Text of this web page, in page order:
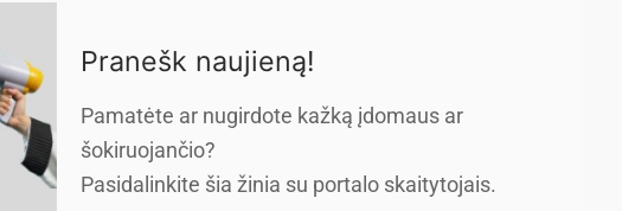
Pranešk naujieną!
Pamatėte ar nugirdote kažką įdomaus ar
šokiruojančio?
Pasidalinkite šia žinia su portalo skaitytojais.